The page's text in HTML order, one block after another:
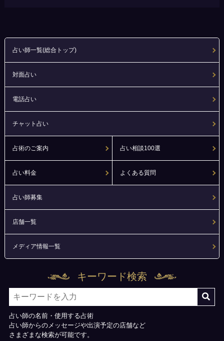
占い師一覧(総合トップ)
対面占い
電話占い
チャット占い
占術のご案内 占い相談100選
占い料金 よくある質問
占い師募集
店舗一覧
メディア情報一覧
キーワード検索
占い師の名前・使用する占術
占い師からのメッセージや出演予定の店舗など
さまざまな検索が可能です。